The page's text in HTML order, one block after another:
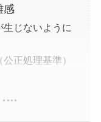
感
じないように
正処理基準）